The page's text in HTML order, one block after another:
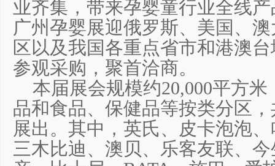
业齐集，带来孕婴童行业全线
广州孕婴展迎俄罗斯、美国、
区以及我国各重点省市和港澳
参观采购，聚首洽商。
本届展会规模约20,000平方米
品和食品、保健品等按类分区
展出。其中，英氏、皮卡泡泡
三木比迪、澳贝、乐客友联、